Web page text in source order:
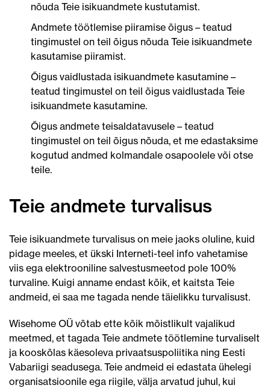
nõuda Teie isikuandmete kustutamist.
Andmete töötlemise piiramise õigus – teatud
tingimustel on teil õigus nõuda Teie isikuandmete
kasutamise piiramist.
Õigus vaidlustada isikuandmete kasutamine –
teatud tingimustel on teil õigus vaidlustada Teie
isikuandmete kasutamine.
Õigus andmete teisaldatavusele – teatud
tingimustel on teil õigus nõuda, et me edastaksime
kogutud andmed kolmandale osapoolele või otse
teile.
Teie andmete turvalisus
Teie isikuandmete turvalisus on meie jaoks oluline, kuid
pidage meeles, et ükski Interneti-teel info vahetamise
viis ega elektrooniline salvestusmeetod pole 100%
turvaline. Kuigi anname endast kõik, et kaitsta Teie
andmeid, ei saa me tagada nende täielikku turvalisust.
Wisehome OÜ võtab ette kõik mõistlikult vajalikud
meetmed, et tagada Teie andmete töötlemine turvaliselt
ja kooskõlas käesoleva privaatsuspoliitika ning Eesti
Vabariigi seadusega. Teie andmeid ei edastata ühelegi
organisatsioonile ega riigile, välja arvatud juhul, kui